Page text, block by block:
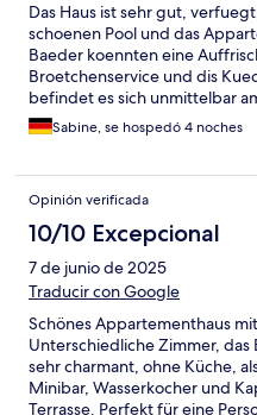
Das Haus ist sehr gut,
schoenen Pool und das
Baeder koennten eine
Broetchenservice und dis
befindet es sich unmittelbar
Sabine, se hospedó 4 noches
Opinión verificada
10/10 Excepcional
7 de junio de 2025
Traducir con Google
Schönes Appartementhaus
Unterschiedliche Zimmer, das
sehr charmant, ohne Küche,
Minibar, Wasserkocher und
Terrasse. Perfekt für eine